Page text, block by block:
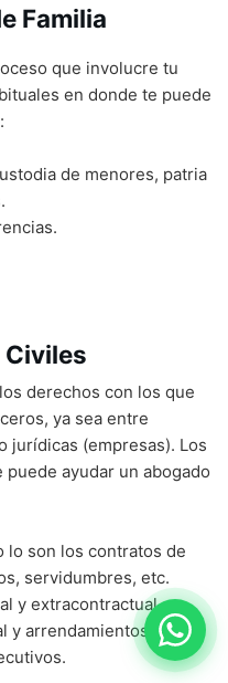
Familia
que involucre tu
en donde te puede
de menores, patria
derechos con los que
ya sea entre
jurídicas (empresas). Los
ayudar un abogado
lo son los contratos de
servidumbres, etc.
y extracontractual.
y arrendamientos.